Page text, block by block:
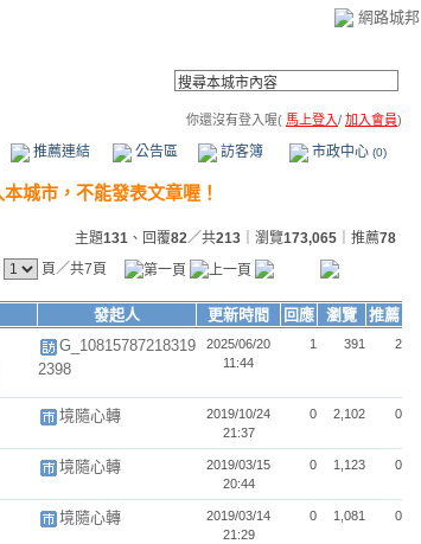
網路城邦
你還沒有登入喔( 馬上登入/ 加入會員)
推薦連結 公告區 訪客簿 市政中心 (0)
主題131 、回覆82／共213 ｜瀏覽173,065 ｜推薦78
頁／共7頁
發起人 更新時間 回應 瀏覽
推薦
G_10815787218319
2398
2025/06/20
11:44
1 391 2
境隨心轉
2019/10/24
21:37
0 2,102 0
境隨心轉
2019/03/15
20:44
0 1,123 0
境隨心轉
2019/03/14
21:29
0 1,081 0